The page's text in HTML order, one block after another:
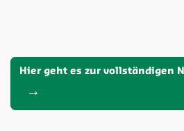
Hier geht es zur vollständigen